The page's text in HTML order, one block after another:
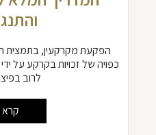
הפקעת מקרקעין, בתמצית
כפויה של זכויות בקרקע על
לרוב
קרא